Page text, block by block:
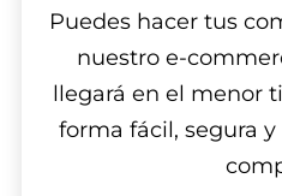
Puedes hacer tus
nuestro e-
llegará en el menor
forma fácil, segura